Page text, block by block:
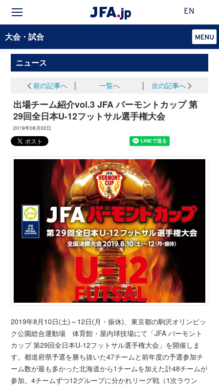
EN
大会・試合
ニュース
前の記事へ 一覧へ 次の記事へ
出場チーム紹介vol.3 JFA バーモントカップ 第
29回全日本U-12フットサル選手権大会
2019年08月02日
2019年8月10日(土)～12日(月・振休)、東京都の駒沢オリンピッ
ク公園総合運動場 体育館・屋内球技場にて「JFA バーモント
カップ 第29回全日本U-12フットサル選手権大会」を開催しま
す。都道府県予選を勝ち抜いた47チームと前年度の予選参加チ
ーム数が最も多かった北海道から1チームを加えた計48チームが
参加。4チームずつ12グループに分かれリーグ戦（1次ラウン